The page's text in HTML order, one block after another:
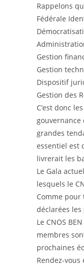
Rappelons
Fédérale
Gestion
Gestion
Dispositif
Gestion des
C’est donc
gouvernance
grandes
essentiel est
livrerait les
Le Gala
lesquels le
Comme pour
déclarées
Le CNOS
membres
prochaines
Rendez-